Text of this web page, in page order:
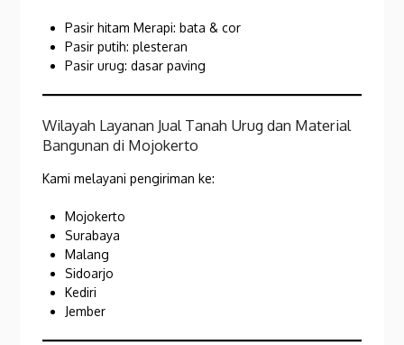
Pasir hitam Merapi: bata & cor
Pasir putih: plesteran
Pasir urug: dasar paving
Wilayah Layanan Jual Tanah Urug dan Material
Bangunan di Mojokerto
Kami melayani pengiriman ke:
Mojokerto
Surabaya
Malang
Sidoarjo
Kediri
Jember